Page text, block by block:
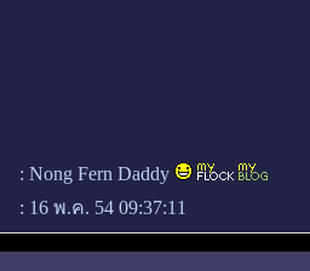
: Nong Fern Daddy
: 16 พ.ค. 54 09:37:11